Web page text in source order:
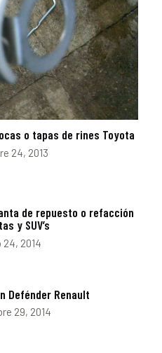
o tapas de rines Toyota
24, 2013
de repuesto o refacción
y SUV’s
2014
Defénder Renault
29, 2014